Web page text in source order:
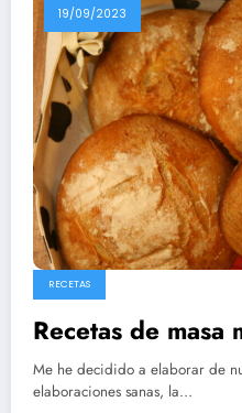
19/09/2023
RECETAS
Recetas de masa
Me he decidido a elaborar de
elaboraciones sanas, la…